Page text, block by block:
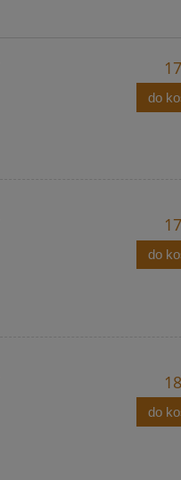
do
do
do